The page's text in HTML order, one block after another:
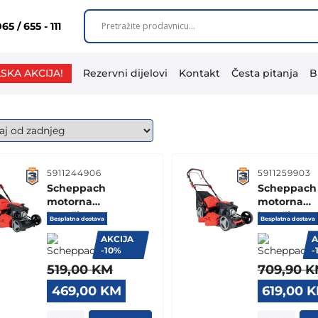
/ 655 - 111
AKCIJA! Rezervni dijelovi Kontakt Česta pitanja
5911244906
Scheppach
motorna
kosačica
kosilica MP150-
46 3.5 KS
Besplatna dostava
AKCIJA
-10%
519,00KM
Original
price
469,00 KM
price
5911259903
Scheppach
motorna
kosačica
kosilica
51 4.1 KS
Besplatna dostava
-
709,90
Original
price
619,00